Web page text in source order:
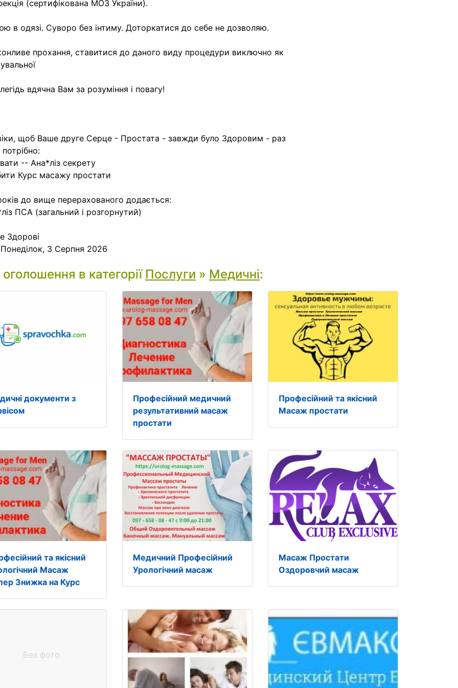
(сертифікована МОЗ України).
в одязі. Суворо без інтиму. Доторкатися до себе не дозволяю.
прохання, ставитися до даного виду процедури виключно як
вдячна Вам за розуміння і повагу!
щоб Ваше друге Серце - Простата - завжди було Здоровим - раз
потрібно:
-- Ана*ліз секрету
Курс масажу простати
до вище перерахованого додається:
ПСА (загальний і розгорнутий)
Здорові
Понеділок, 3 Серпня 2026
оголошення в категорії Послуги » Медичні:
документи з
Професійний медичний
результативний масаж
простати
Професійний та якісний
Масаж простати
та якісний
Масаж
Знижка на Курс
Медичний Професійний
Урологічний масаж
Масаж Простати
Оздоровчий масаж
Без фото